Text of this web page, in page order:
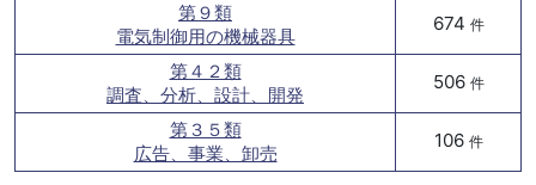
第９類
電気制御用の機械器具
674 件
第４２類
調査、分析、設計、開発
506 件
第３５類
広告、事業、卸売
106 件